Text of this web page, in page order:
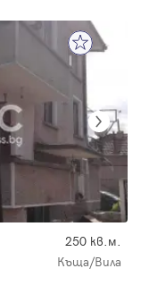
250 кв.м.
Къща/Вила